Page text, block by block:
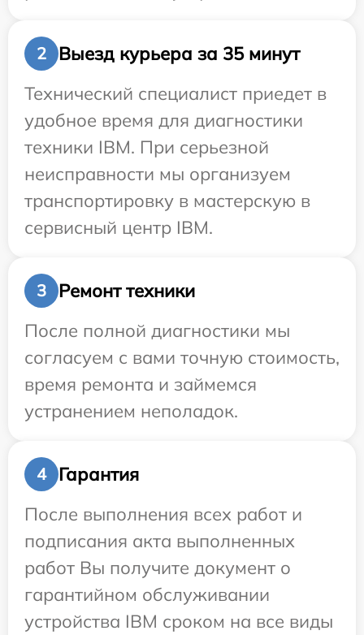
2
Выезд курьера за 35 минут
Технический специалист приедет в
удобное время для диагностики
техники IBM. При серьезной
неисправности мы организуем
транспортировку в мастерскую в
сервисный центр IBM.
3
Ремонт техники
После полной диагностики мы
согласуем с вами точную стоимость,
время ремонта и займемся
устранением неполадок.
4
Гарантия
После выполнения всех работ и
подписания акта выполненных
работ Вы получите документ о
гарантийном обслуживании
устройства IBM сроком на все виды